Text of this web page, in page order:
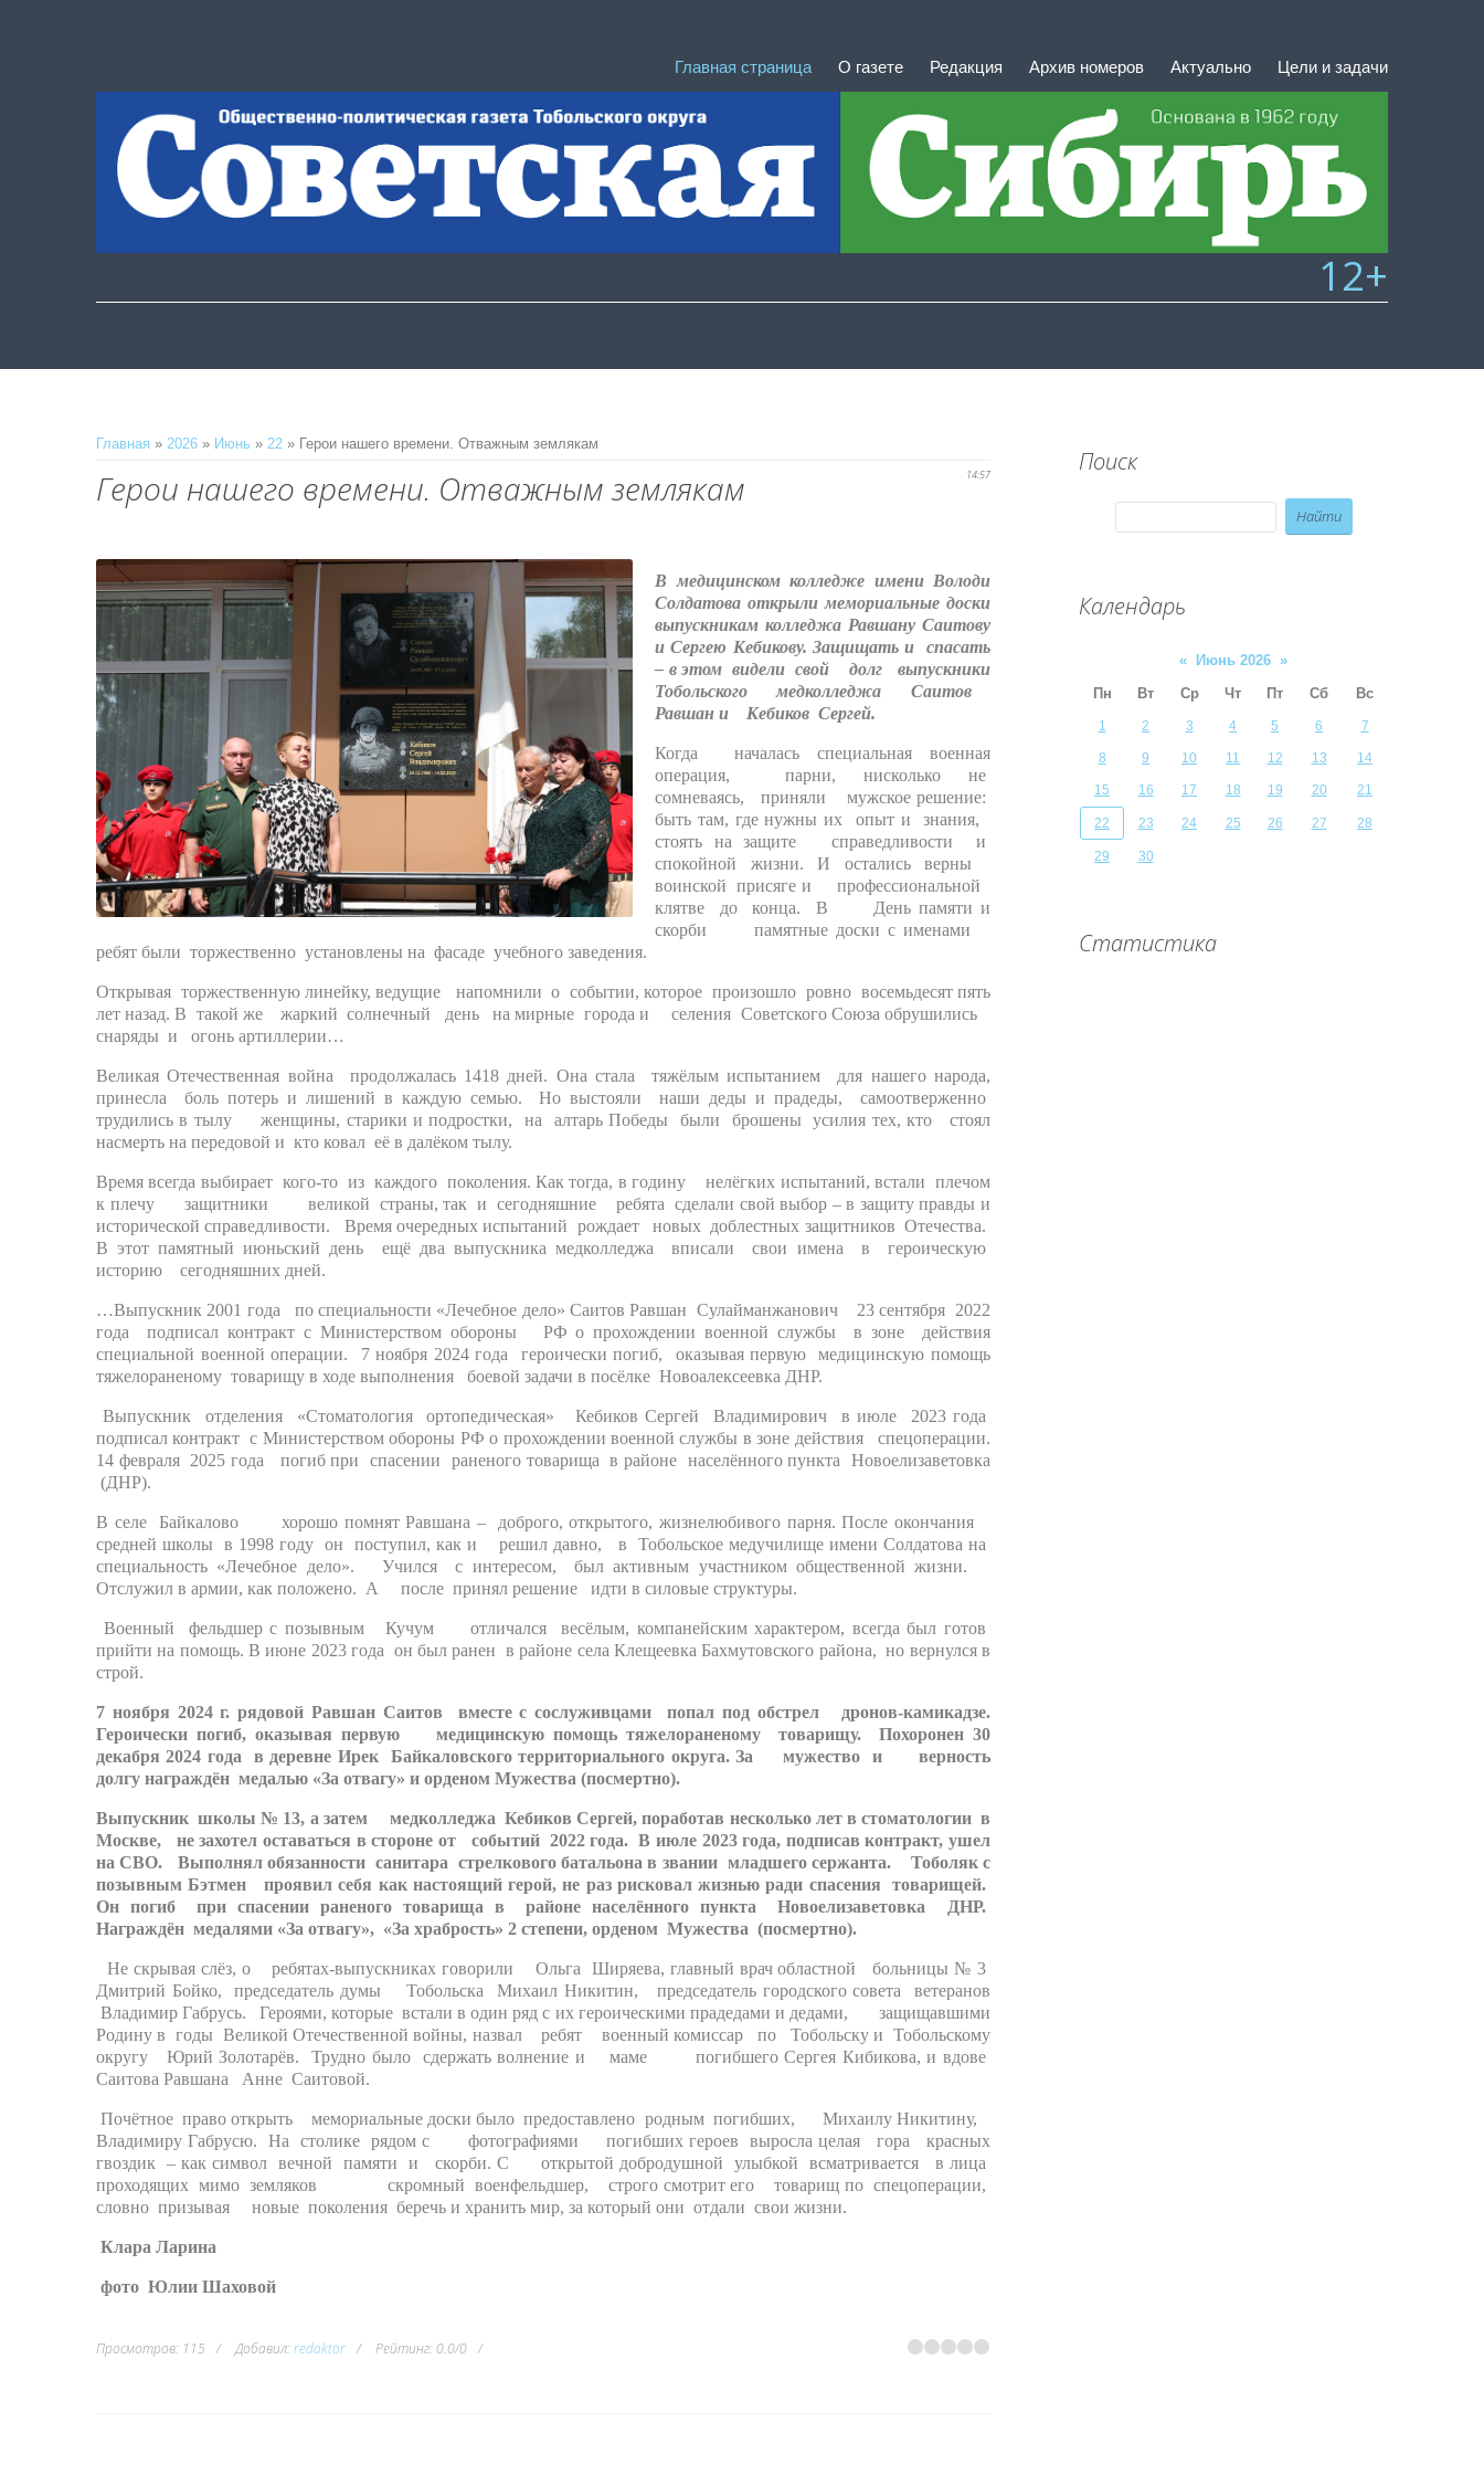
Главная страница О газете Редакция Архив номеров Актуально Цели и задачи
12+
Главная » 2026 » Июнь » 22 » Герои нашего времени. Отважным землякам
14:57
Герои нашего времени. Отважным землякам
В медицинском колледже имени Володи
Солдатова открыли мемориальные доски
выпускникам колледжа Равшану Саитову
и Сергею Кебикову. Защищать и спасать
– в этом видели свой долг выпускники
Тобольского медколледжа Саитов
Равшан и Кебиков Сергей.
Когда началась специальная военная
операция, парни, нисколько не
сомневаясь, приняли мужское решение:
быть там, где нужны их опыт и знания,
стоять на защите справедливости и
спокойной жизни. И остались верны
воинской присяге и профессиональной
клятве до конца. В День памяти и
скорби памятные доски с именами
ребят были торжественно установлены на фасаде учебного заведения.
Открывая торжественную линейку, ведущие напомнили о событии, которое произошло ровно восемьдесят пять
лет назад. В такой же жаркий солнечный день на мирные города и селения Советского Союза обрушились
снаряды и огонь артиллерии…
Великая Отечественная война продолжалась 1418 дней. Она стала тяжёлым испытанием для нашего народа,
принесла боль потерь и лишений в каждую семью. Но выстояли наши деды и прадеды, самоотверженно
трудились в тылу женщины, старики и подростки, на алтарь Победы были брошены усилия тех, кто стоял
насмерть на передовой и кто ковал её в далёком тылу.
Время всегда выбирает кого-то из каждого поколения. Как тогда, в годину нелёгких испытаний, встали плечом
к плечу защитники великой страны, так и сегодняшние ребята сделали свой выбор – в защиту правды и
исторической справедливости. Время очередных испытаний рождает новых доблестных защитников Отечества.
В этот памятный июньский день ещё два выпускника медколледжа вписали свои имена в героическую
историю сегодняшних дней.
…Выпускник 2001 года по специальности «Лечебное дело» Саитов Равшан Сулайманжанович 23 сентября 2022
года подписал контракт с Министерством обороны РФ о прохождении военной службы в зоне действия
специальной военной операции. 7 ноября 2024 года героически погиб, оказывая первую медицинскую помощь
тяжелораненому товарищу в ходе выполнения боевой задачи в посёлке Новоалексеевка ДНР.
Выпускник отделения «Стоматология ортопедическая» Кебиков Сергей Владимирович в июле 2023 года
подписал контракт с Министерством обороны РФ о прохождении военной службы в зоне действия спецоперации.
14 февраля 2025 года погиб при спасении раненого товарища в районе населённого пункта Новоелизаветовка
(ДНР).
В селе Байкалово хорошо помнят Равшана – доброго, открытого, жизнелюбивого парня. После окончания
средней школы в 1998 году он поступил, как и решил давно, в Тобольское медучилище имени Солдатова на
специальность «Лечебное дело». Учился с интересом, был активным участником общественной жизни.
Отслужил в армии, как положено. А после принял решение идти в силовые структуры.
Военный фельдшер с позывным Кучум отличался весёлым, компанейским характером, всегда был готов
прийти на помощь. В июне 2023 года он был ранен в районе села Клещеевка Бахмутовского района, но вернулся в
строй.
7 ноября 2024 г. рядовой Равшан Саитов вместе с сослуживцами попал под обстрел дронов-камикадзе.
Героически погиб, оказывая первую медицинскую помощь тяжелораненому товарищу. Похоронен 30
декабря 2024 года в деревне Ирек Байкаловского территориального округа. За мужество и верность
долгу награждён медалью «За отвагу» и орденом Мужества (посмертно).
Выпускник школы № 13, а затем медколледжа Кебиков Сергей, поработав несколько лет в стоматологии в
Москве, не захотел оставаться в стороне от событий 2022 года. В июле 2023 года, подписав контракт, ушел
на СВО. Выполнял обязанности санитара стрелкового батальона в звании младшего сержанта. Тоболяк с
позывным Бэтмен проявил себя как настоящий герой, не раз рисковал жизнью ради спасения товарищей.
Он погиб при спасении раненого товарища в районе населённого пункта Новоелизаветовка ДНР.
Награждён медалями «За отвагу», «За храбрость» 2 степени, орденом Мужества (посмертно).
Не скрывая слёз, о ребятах-выпускниках говорили Ольга Ширяева, главный врач областной больницы № 3
Дмитрий Бойко, председатель думы Тобольска Михаил Никитин, председатель городского совета ветеранов
Владимир Габрусь. Героями, которые встали в один ряд с их героическими прадедами и дедами, защищавшими
Родину в годы Великой Отечественной войны, назвал ребят военный комиссар по Тобольску и Тобольскому
округу Юрий Золотарёв. Трудно было сдержать волнение и маме погибшего Сергея Кибикова, и вдове
Саитова Равшана Анне Саитовой.
Почётное право открыть мемориальные доски было предоставлено родным погибших, Михаилу Никитину,
Владимиру Габрусю. На столике рядом с фотографиями погибших героев выросла целая гора красных
гвоздик – как символ вечной памяти и скорби. С открытой добродушной улыбкой всматривается в лица
проходящих мимо земляков скромный военфельдшер, строго смотрит его товарищ по спецоперации,
словно призывая новые поколения беречь и хранить мир, за который они отдали свои жизни.
Клара Ларина
фото Юлии Шаховой
Просмотров: 115 Добавил:redaktor Рейтинг: 0.0/0
Поиск
Календарь
« Июнь 2026 »
Пн
Вт Ср Чт Пт Сб Вс
1 2 3 4 5 6 7
8 9 10 11 12 13 14
15 16 17 18 19 20 21
22 23 24 25 26 27 28
29 30
Статистика